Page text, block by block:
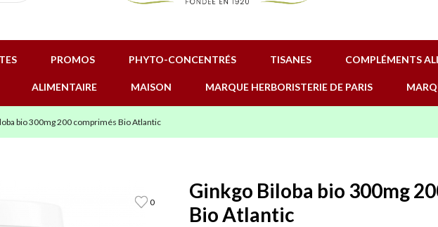
PROMOS PHYTO-CONCENTRÉS TISANES COMPLÉMENTS
ALIMENTAIRE MAISON MARQUE HERBORISTERIE DE PARIS
bio 300mg 200 comprimés Bio Atlantic
0
Ginkgo Biloba bio 300mg
Bio Atlantic